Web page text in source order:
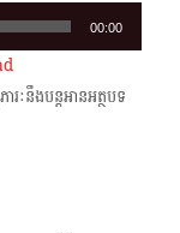
00:00
ៈនឹងបន្តអានអត្ថបទ